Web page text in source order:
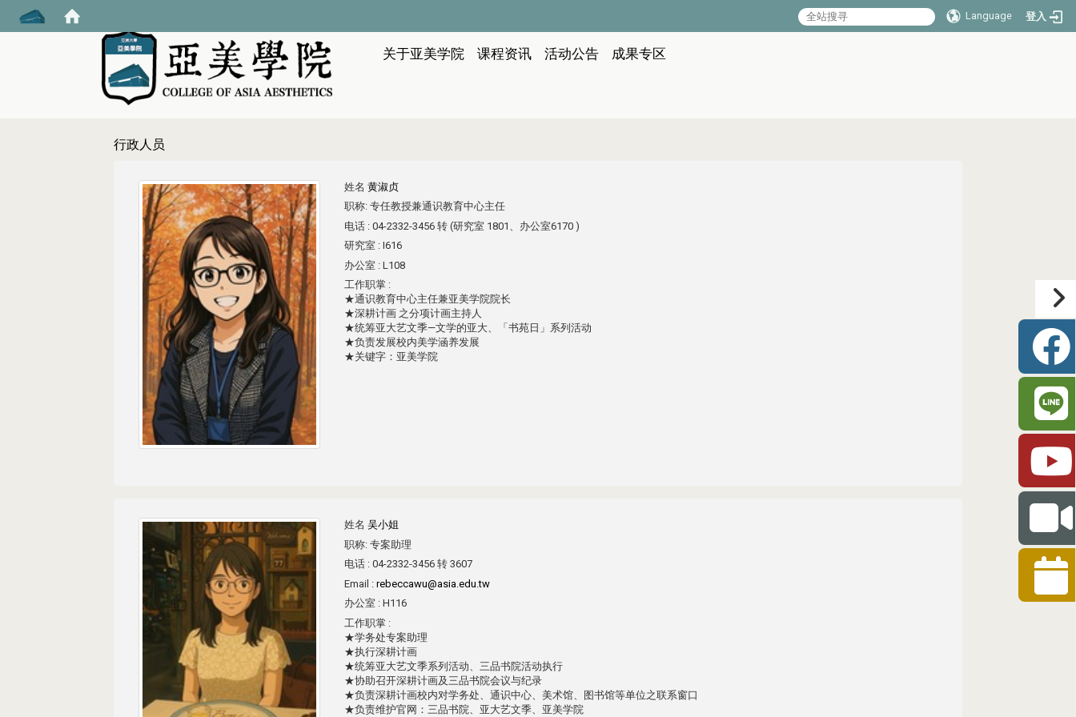
Language 登入
关于亚美学院 课程资讯 活动公告 成果专区
行政人员
姓名 黄淑贞
职称: 专任教授兼通识教育中心主任
电话 : 04-2332-3456 转 (研究室 1801、办公室6170 )
研究室 : I616
办公室 : L108
工作职掌 :
★通识教育中心主任兼亚美学院院长
★深耕计画 之分项计画主持人
★统筹亚大艺文季—文学的亚大、「书苑日」系列活动
★负责发展校内美学涵养发展
★关键字：亚美学院
姓名 吴小姐
职称: 专案助理
电话 : 04-2332-3456 转 3607
Email : rebeccawu@asia.edu.tw
办公室 : H116
工作职掌 :
★学务处专案助理
★执行深耕计画
★统筹亚大艺文季系列活动、三品书院活动执行
★协助召开深耕计画及三品书院会议与纪录
★负责深耕计画校内对学务处、通识中心、美术馆、图书馆等单位之联系窗口
★负责维护官网：三品书院、亚大艺文季、亚美学院